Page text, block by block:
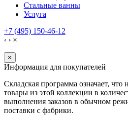
Стальные ванны
Услуга
+7 (495) 150-46-12
‹ › ×
×
Информация для покупателей
Складская программа означает, что
товары из этой коллекции в
выполнения заказов в обычном
поставки с фабрики.